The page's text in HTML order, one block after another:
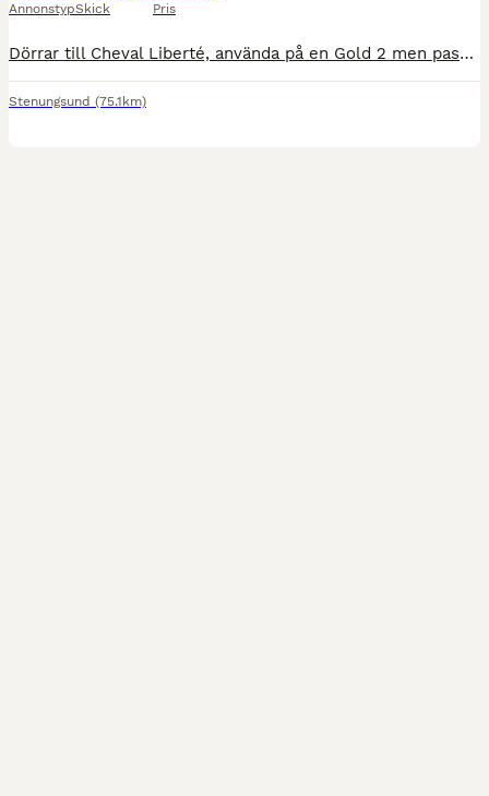
AnnonstypSkick Pris
Dörrar till Cheval Liberté, använda på en Gold 2 men passar säkert flera modeller. Enda som behövs är fästen i väggarna så är det bara att hänga på dörrarna. Mått: Höjd 130 cm Bredd dörrblad 72 cm B
Stenungsund (75.1km)